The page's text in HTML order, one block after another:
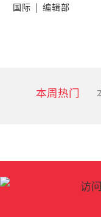
国际 | 编辑部
本周热门